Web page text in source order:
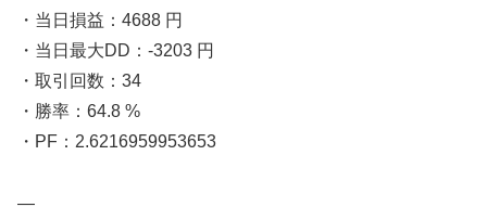
・当日損益：4688 円
・当日最大DD：-3203 円
・取引回数：34
・勝率：64.8 %
・PF：2.6216959953653
—